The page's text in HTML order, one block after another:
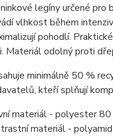
legíny určené
vlhkost během
pohodlí.
Materiál odolný proti
minimálně 50 %
kteří splňují
materiál - polyester
materiál -